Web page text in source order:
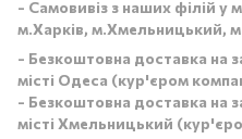
- Самовивіз з наших філій у
м.Харків, м.Хмельницький,
- Безкоштовна доставка на
місті Одеса (кур'єром
- Безкоштовна доставка на
місті Хмельницький